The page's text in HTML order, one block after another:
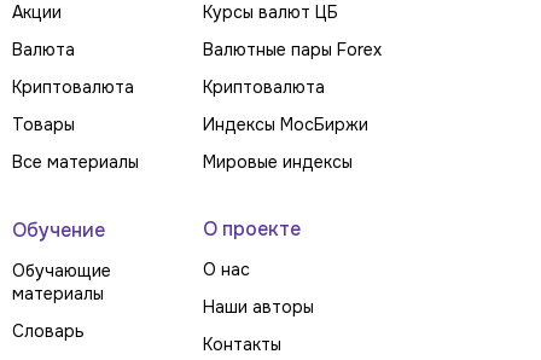
Акции
Валюта
Криптовалюта
Товары
Все материалы
Курсы валют ЦБ
Валютные пары Forex
Криптовалюта
Индексы МосБиржи
Мировые индексы
Обучение
Обучающие
материалы
Словарь
О проекте
О нас
Наши авторы
Контакты